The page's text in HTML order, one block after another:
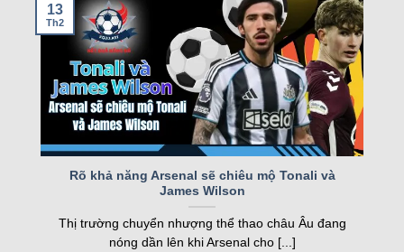
Một số tính năng nổi bật của kqbd
Trang web sở hữu nhiều tính năng vượt trội, đáp
ứng nhu cầu của cả người hâm mộ và cược thủ.
Rõ khả năng Arsenal sẽ chiêu mộ Tonali và
James Wilson
Thị trường chuyển nhượng thể thao châu Âu đang
nóng dần lên khi Arsenal cho [...]
13
Th2